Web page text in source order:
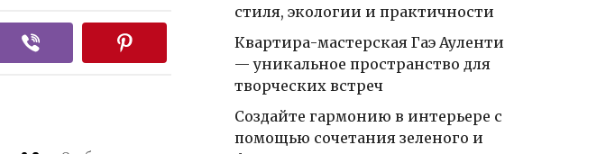
стиля, экологии и практичности
Квартира-мастерская Гаэ Ауленти
— уникальное пространство для
творческих встреч
Создайте гармонию в интерьере с
помощью сочетания зеленого и